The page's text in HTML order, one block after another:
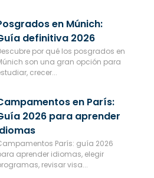
en Múnich:
definitiva 2026
por qué los posgrados en
son una gran opción para
crecer...
en París:
2026 para aprender
París: guía 2026
aprender idiomas, elegir
revisar visa...